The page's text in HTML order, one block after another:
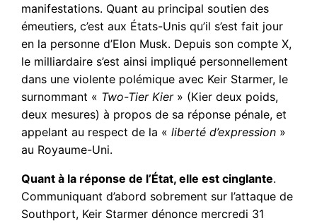
manifestations. Quant au principal soutien des
émeutiers, c’est aux États-Unis qu’il s’est fait jour
en la personne d’Elon Musk. Depuis son compte X,
le milliardaire s’est ainsi impliqué personnellement
dans une violente polémique avec Keir Starmer, le
surnommant « Two-Tier Kier» (Kier deux poids,
deux mesures) à propos de sa réponse pénale, et
appelant au respect de la «liberté d’expression »
au Royaume-Uni.
Quant à la réponse de l’État, elle est cinglante.
Communiquant d’abord sobrement sur l’attaque de
Southport, Keir Starmer dénonce mercredi 31